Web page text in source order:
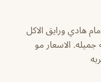
هادي ورايق الاكل
الاسعار مو